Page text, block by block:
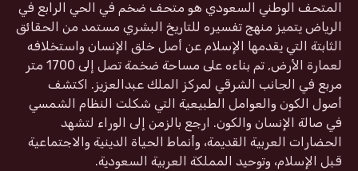
المتحف الوطني السعودي هو متحف ضخم في الحي الرابع في
الرياض يتميز منهج تفسيره للتاريخ البشري مستمد من الحقائق
الثابتة التي يقدمها الإسلام عن أصل خلق الإنسان واستخلافه
لعمارة الأرض, تم بناءه على مساحة ضخمة تصل إلى 1700 متر
مربع في الجانب الشرقي لمركز الملك عبدالعزيز. اكتشف
أصول الكون والعوامل الطبيعية التي شكلت النظام الشمسي
في صالة الإنسان والكون. ارجع بالزمن إلى الوراء لتشهد
الحضارات العربية القديمة، وأنماط الحياة الدينية والاجتماعية
قبل الإسلام، وتوحيد المملكة العربية السعودية.